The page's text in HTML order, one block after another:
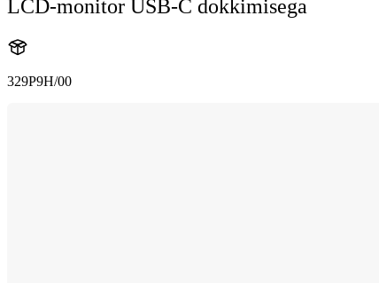
LCD-monitor USB-C dokkimisega
329P9H/00